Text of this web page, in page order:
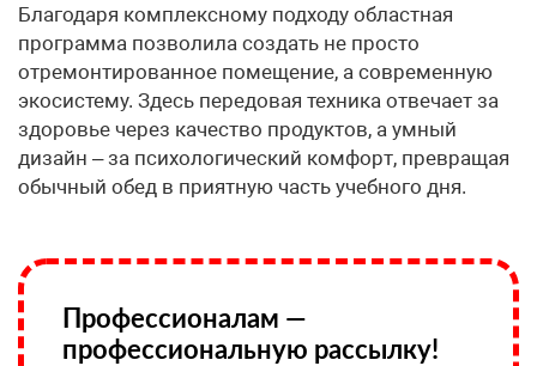
Благодаря комплексному подходу областная
программа позволила создать не просто
отремонтированное помещение, а современную
экосистему. Здесь передовая техника отвечает за
здоровье через качество продуктов, а умный
дизайн – за психологический комфорт, превращая
обычный обед в приятную часть учебного дня.
Профессионалам —
профессиональную рассылку!